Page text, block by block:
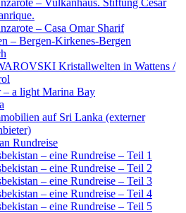
– Vulkanhaus. Stiftung César
– Casa Omar Sharif
– Bergen-Kirkenes-Bergen
Kristallwelten in Wattens /
– a light Marina Bay
auf Sri Lanka (externer
Rundreise
– eine Rundreise – Teil 1
– eine Rundreise – Teil 2
– eine Rundreise – Teil 3
– eine Rundreise – Teil 4
– eine Rundreise – Teil 5